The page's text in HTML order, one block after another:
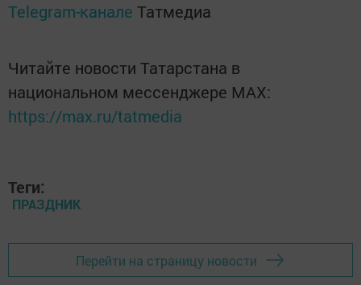
Telegram-канале Татмедиа
Читайте новости Татарстана в
национальном мессенджере MАХ:
https://max.ru/tatmedia
Теги:
ПРАЗДНИК
Перейти на страницу новости